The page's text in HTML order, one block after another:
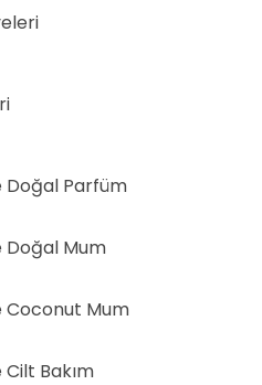
Parfüm
Mum
Mum
Bakım